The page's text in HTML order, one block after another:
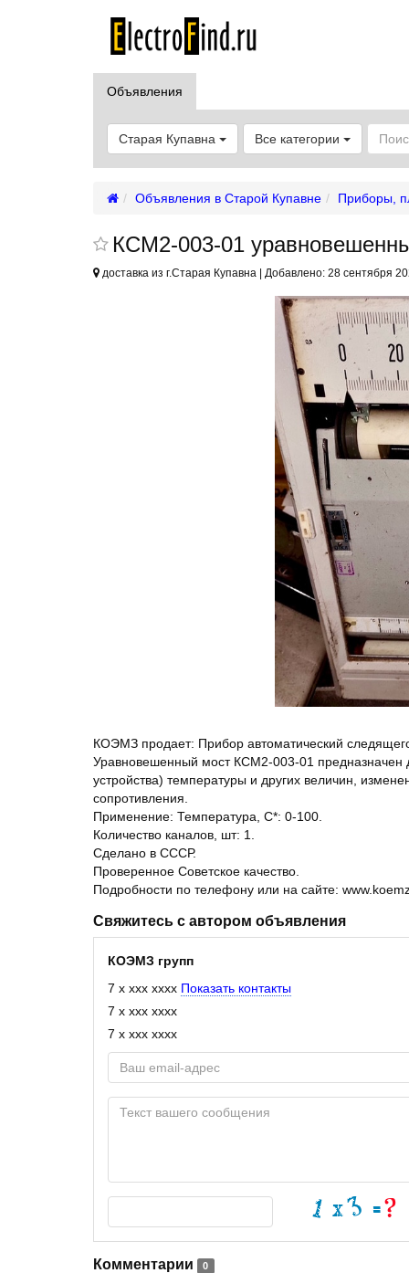
Объявления
Старая Купавна Все категории
Объявления в Старой Купавне Приборы,
КСМ2-003-01
доставка из г.Старая Купавна | Добавлено: 28 сентября
КОЭМЗ продает: Прибор автоматический
Уравновешенный мост КСМ2-003-01 предназначен
устройства) температуры и других величин,
сопротивления.
Применение: Температура, С*: 0-100.
Количество каналов, шт: 1.
Сделано в СССР.
Проверенное Советское качество.
Подробности по телефону или на сайте:
Свяжитесь с автором объявления
КОЭМЗ групп
7 x xxx xxxx Показать контакты
7 x xxx xxxx
7 x xxx xxxx
Комментарии 0